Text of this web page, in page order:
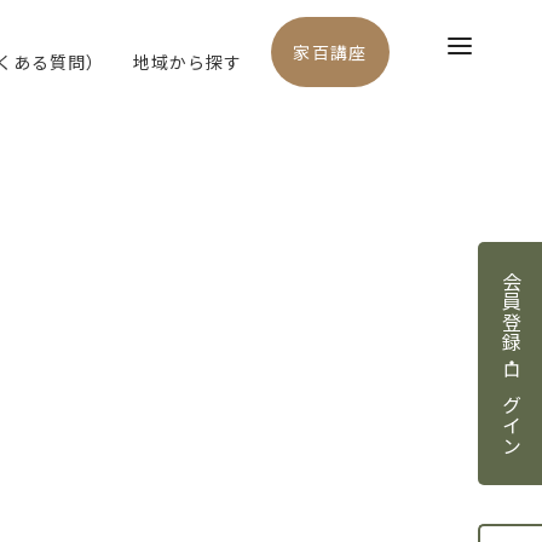
会員登録・ログイン
ある質問） 地域から探す 家百講座